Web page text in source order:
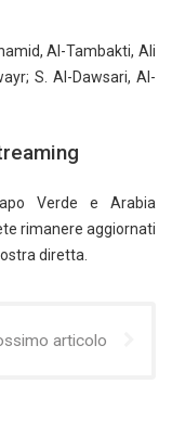
Al-Tambakti, Ali
S. Al-Dawsari, Al-
Verde e Arabia
rimanere aggiornati
diretta.
articolo